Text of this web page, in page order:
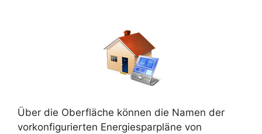
Über die Oberfläche können die Namen der
vorkonfigurierten Energiesparpläne von